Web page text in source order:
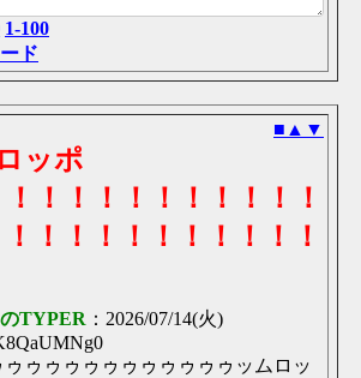
1-100
ド
■ ▲ ▼
ッポ
！！！！！！！！！！
！！！！！！！！！！！
TYPER ：2026/07/14(火)
ゥゥゥゥゥゥゥゥゥゥゥッムロッ